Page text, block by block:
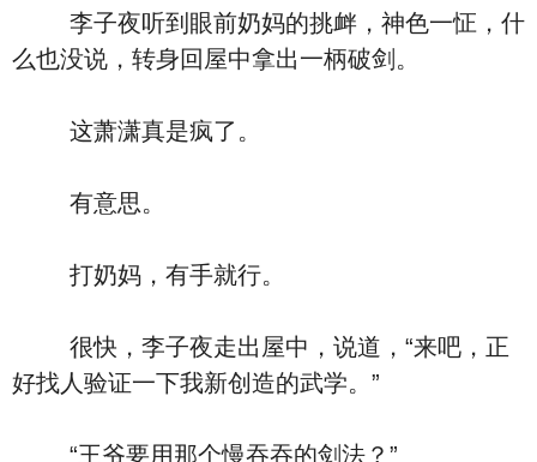
李子夜听到眼前奶妈的挑衅，神色一怔，什
么也没说，转身回屋中拿出一柄破剑。
这萧潇真是疯了。
有意思。
打奶妈，有手就行。
很快，李子夜走出屋中，说道，“来吧，正
好找人验证一下我新创造的武学。”
“王爷要用那个慢吞吞的剑法？”